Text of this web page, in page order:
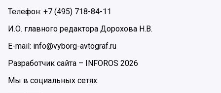
Телефон: +7 (495) 718-84-11
И.О. главного редактора Дорохова Н.В.
E-mail: info@vyborg-avtograf.ru
Разработчик сайта –
INFOROS 2026
Мы в социальных сетях: